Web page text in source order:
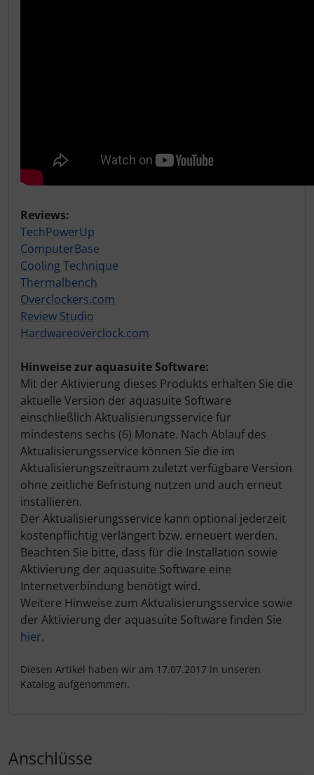
Reviews:
TechPowerUp
ComputerBase
Cooling Technique
Thermalbench
Overclockers.com
Review Studio
Hardwareoverclock.com
Hinweise zur aquasuite Software:
Mit der Aktivierung dieses Produkts erhalten Sie die
aktuelle Version der aquasuite Software
einschließlich Aktualisierungsservice für
mindestens sechs (6) Monate. Nach Ablauf des
Aktualisierungsservice können Sie die im
Aktualisierungszeitraum zuletzt verfügbare Version
ohne zeitliche Befristung nutzen und auch erneut
installieren.
Der Aktualisierungsservice kann optional jederzeit
kostenpflichtig verlängert bzw. erneuert werden.
Beachten Sie bitte, dass für die Installation sowie
Aktivierung der aquasuite Software eine
Internetverbindung benötigt wird.
Weitere Hinweise zum Aktualisierungsservice sowie
der Aktivierung der aquasuite Software finden Sie
hier.
Diesen Artikel haben wir am 17.07.2017 in unseren
Katalog aufgenommen.
Anschlüsse